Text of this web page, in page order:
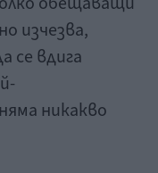
изчезва,
се вдига
никакво